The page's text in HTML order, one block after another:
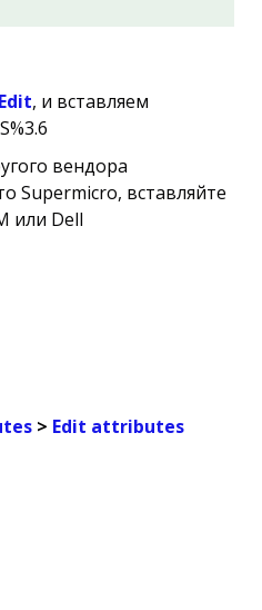
Edit, и вставляем
вендора
Supermicro, вставляйте
или Dell
> Edit attributes